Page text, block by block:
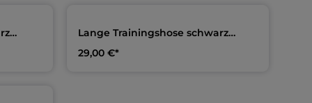
Lange Trainingshose schwarz
29,00 €*